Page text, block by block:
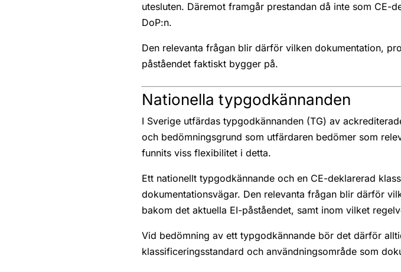
utesluten. Däremot framgår prestandan då inte som CE-
DoP:n.
Den relevanta frågan blir därför vilken dokumentation,
påståendet faktiskt bygger på.
Nationella typgodkännanden
I Sverige utfärdas typgodkännanden (TG) av
och bedömningsgrund som utfärdaren bedömer som
funnits viss flexibilitet i detta.
Ett nationellt typgodkännande och en CE-deklarerad
dokumentationsvägar. Den relevanta frågan blir därför
bakom det aktuella EI-påståendet, samt inom vilket
Vid bedömning av ett typgodkännande bör det därför
klassificeringsstandard och användningsområde som